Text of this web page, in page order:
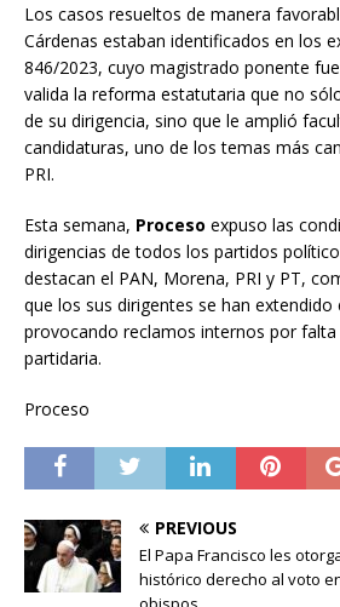
Los casos resueltos de manera
Cárdenas estaban identificados en los
846/2023, cuyo magistrado ponente
valida la reforma estatutaria que no
de su dirigencia, sino que le amplió
candidaturas, uno de los temas más
PRI.
Esta semana, Proceso expuso las
dirigencias de todos los partidos
destacan el PAN, Morena, PRI y PT,
que los sus dirigentes se han extendido
provocando reclamos internos por
partidaria.
Proceso
PREVIOUS
El Papa Francisco les
histórico derecho al voto